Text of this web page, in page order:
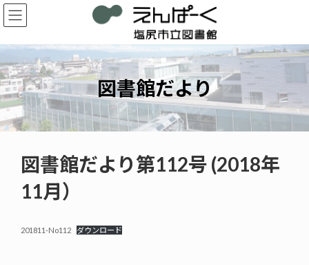
コ
ン
ン
ツ
へ
ス
キ
ッ
プ
ナ
ビ
ー
シ
ョ
ン
に
移
動
図書館だより
図書館だより第112号 (2018年
11月）
201811-No112 ダウンロード